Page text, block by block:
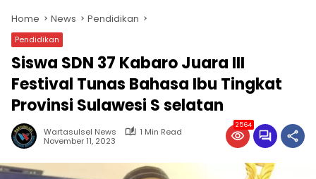
Home News Pendidikan
Pendidikan
Siswa SDN 37 Kabaro Juara III
Festival Tunas Bahasa Ibu Tingkat
Provinsi Sulawesi S selatan
Wartasulsel News
1 Min Read
November 11, 2023
2564